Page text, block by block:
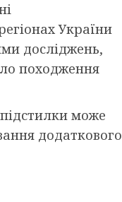
України
досліджень,
походження
може
додаткового